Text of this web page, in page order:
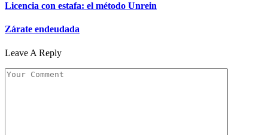
Licencia con estafa: el método Unrein
Zárate endeudada
Leave A Reply